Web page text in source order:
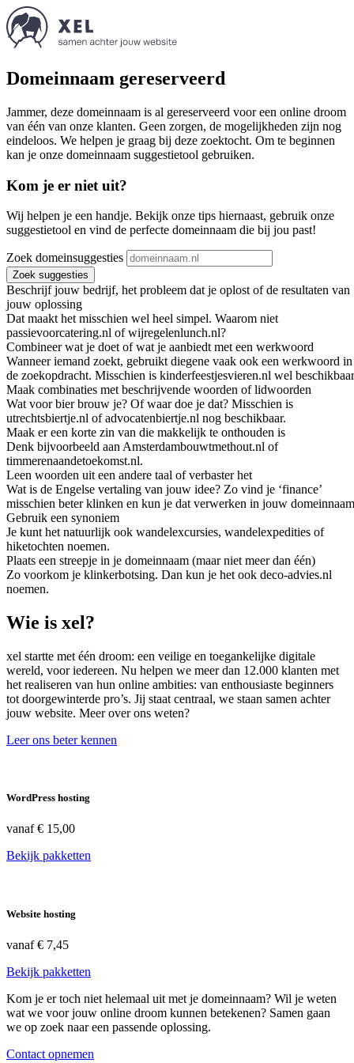
Domeinnaam gereserveerd
Jammer, deze domeinnaam is al gereserveerd voor een online droom
van één van onze klanten. Geen zorgen, de mogelijkheden zijn nog
eindeloos. We helpen je graag bij deze zoektocht. Om te beginnen
kan je onze domeinnaam suggestietool gebruiken.
Kom je er niet uit?
Wij helpen je een handje. Bekijk onze tips hiernaast, gebruik onze
suggestietool en vind de perfecte domeinnaam die bij jou past!
Zoek domeinsuggesties
Zoek suggesties
Beschrijf jouw bedrijf, het probleem dat je oplost of de resultaten van
jouw oplossing
Dat maakt het misschien wel heel simpel. Waarom niet
passievoorcatering.nl of wijregelenlunch.nl?
Combineer wat je doet of wat je aanbiedt met een werkwoord
Wanneer iemand zoekt, gebruikt diegene vaak ook een werkwoord in
de zoekopdracht. Misschien is kinderfeestjesvieren.nl wel
Maak combinaties met beschrijvende woorden of lidwoorden
Wat voor bier brouw je? Of waar doe je dat? Misschien is
utrechtsbiertje.nl of advocatenbiertje.nl nog beschikbaar.
Maak er een korte zin van die makkelijk te onthouden is
Denk bijvoorbeeld aan Amsterdambouwtmethout.nl of
timmerenaandetoekomst.nl.
Leen woorden uit een andere taal of verbaster het
Wat is de Engelse vertaling van jouw idee? Zo vind je ‘finance’
misschien beter klinken en kun je dat verwerken in jouw
Gebruik een synoniem
Je kunt het natuurlijk ook wandelexcursies, wandelexpedities of
hiketochten noemen.
Plaats een streepje in je domeinnaam (maar niet meer dan één)
Zo voorkom je klinkerbotsing. Dan kun je het ook deco-advies.nl
noemen.
Wie is xel?
xel startte met één droom: een veilige en toegankelijke digitale
wereld, voor iedereen. Nu helpen we meer dan 12.000 klanten met
het realiseren van hun online ambities: van enthousiaste beginners
tot doorgewinterde pro’s. Jij staat centraal, we staan samen achter
jouw website. Meer over ons weten?
Leer ons beter kennen
WordPress hosting
vanaf€ 15,00
Bekijk pakketten
Website hosting
vanaf€ 7,45
Bekijk pakketten
Kom je er toch niet helemaal uit met je domeinnaam? Wil je weten
wat we voor jouw online droom kunnen betekenen? Samen gaan
we op zoek naar een passende oplossing.
Contact opnemen